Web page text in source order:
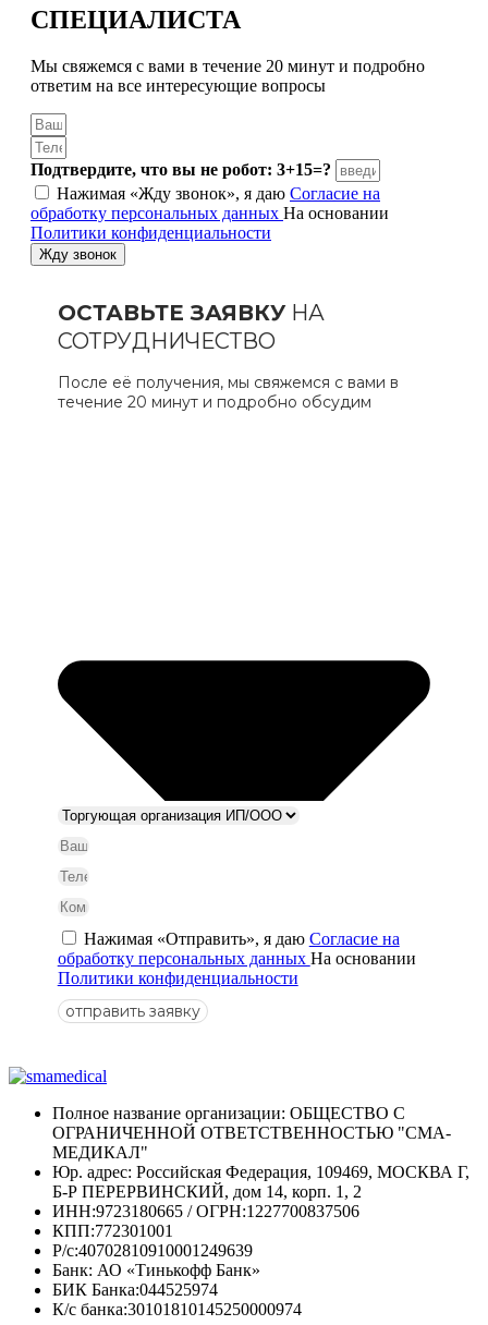
СПЕЦИАЛИСТА
Мы свяжемся с вами в течение 20 минут и подробно
ответим на все интересующие вопросы
Подтвердите, что вы не робот: 3+15=?
Нажимая «Жду звонок», я даю Согласие на
обработку персональных данных На основании
Политики конфиденциальности
Жду звонок
ОСТАВЬТЕ ЗАЯВКУНА
СОТРУДНИЧЕСТВО
После её получения, мы свяжемся с вами в
течение 20 минут и подробно обсудим
Нажимая «Отправить», я даю Согласие на
обработку персональных данных На основании
Политики конфиденциальности
отправить заявку
Полное название организации: ОБЩЕСТВО С
ОГРАНИЧЕННОЙ ОТВЕТСТВЕННОСТЬЮ "СМА-
МЕДИКАЛ"
Юр. адрес: Российская Федерация, 109469, МОСКВА Г,
Б-Р ПЕРЕРВИНСКИЙ, дом 14, корп. 1, 2
ИНН:9723180665 / ОГРН:1227700837506
КПП:772301001
Р/с:40702810910001249639
Банк: АО «Тинькофф Банк»
БИК Банка:044525974
К/с банка:30101810145250000974